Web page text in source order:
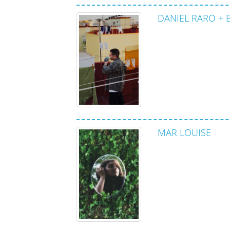
DANIEL RARO +
MAR LOUISE